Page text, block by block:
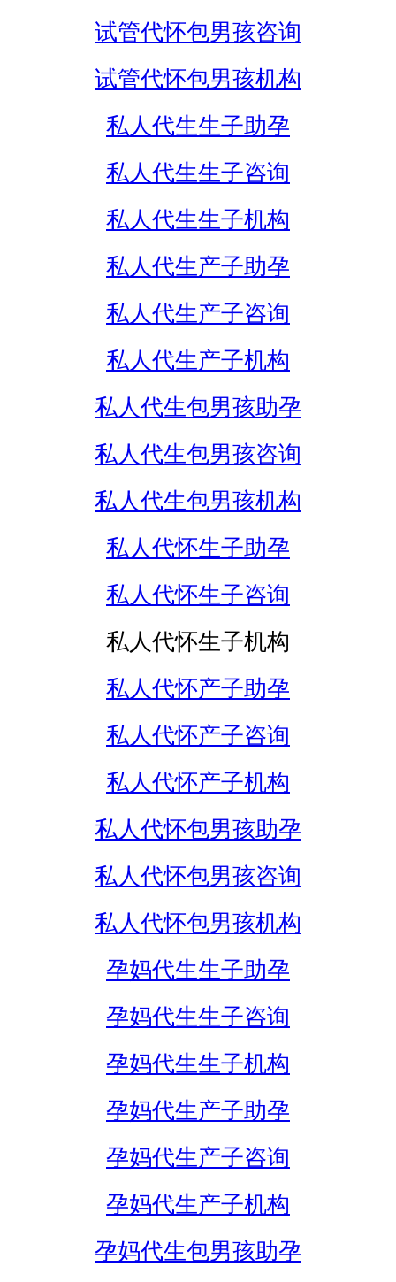
试管代怀包男孩咨询
试管代怀包男孩机构
私人代生生子助孕
私人代生生子咨询
私人代生生子机构
私人代生产子助孕
私人代生产子咨询
私人代生产子机构
私人代生包男孩助孕
私人代生包男孩咨询
私人代生包男孩机构
私人代怀生子助孕
私人代怀生子咨询
私人代怀生子机构
私人代怀产子助孕
私人代怀产子咨询
私人代怀产子机构
私人代怀包男孩助孕
私人代怀包男孩咨询
私人代怀包男孩机构
孕妈代生生子助孕
孕妈代生生子咨询
孕妈代生生子机构
孕妈代生产子助孕
孕妈代生产子咨询
孕妈代生产子机构
孕妈代生包男孩助孕